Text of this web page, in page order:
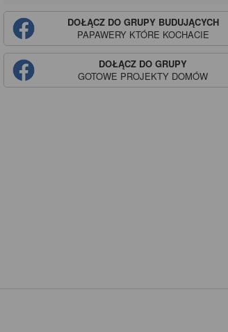
DOŁĄCZ DO GRUPY BUDUJĄCYCH
PAPAWERYKTÓRE KOCHACIE
DOŁĄCZ DO GRUPY
GOTOWE PROJEKTY DOMÓW